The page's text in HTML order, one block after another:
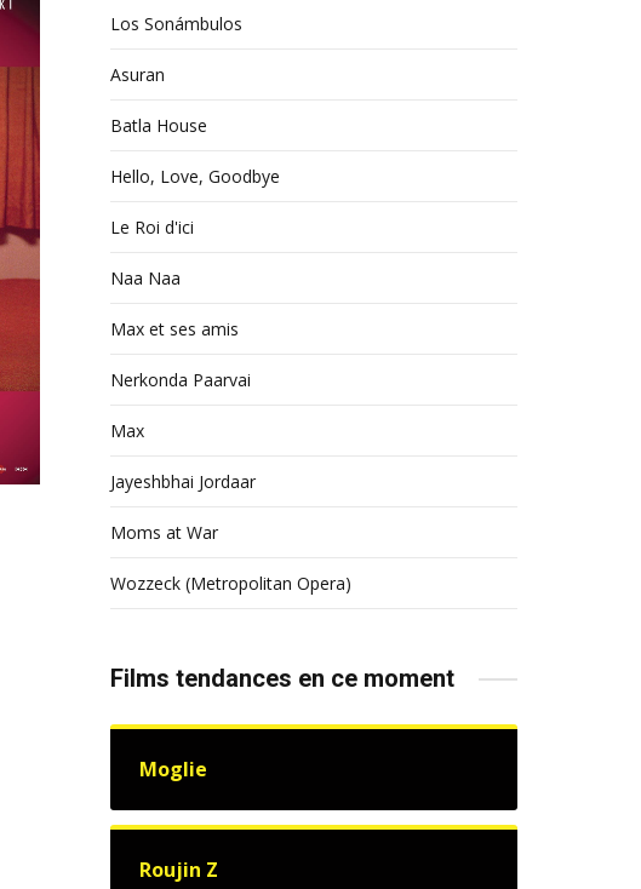
Los Sonámbulos
Asuran
Batla House
Hello, Love, Goodbye
Le Roi d'ici
Naa Naa
Max et ses amis
Nerkonda Paarvai
Max
Jayeshbhai Jordaar
Moms at War
Wozzeck (Metropolitan Opera)
Films tendances en ce moment
Moglie
Roujin Z